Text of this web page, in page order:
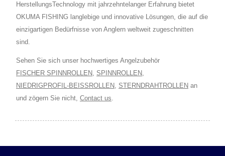
HerstellungsTechnology mit jahrzehntelanger Erfahrung bietet
OKUMA FISHING langlebige und innovative Lösungen, die auf die
einzigartigen Bedürfnisse von Anglern weltweit zugeschnitten
sind.
Sehen Sie sich unser hochwertiges Angelzubehör
FISCHER SPINNROLLEN, SPINNROLLEN,
NIEDRIGPROFIL-BEISSROLLEN, STERNDRAHTROLLEN an
und zögern Sie nicht, Contact us.